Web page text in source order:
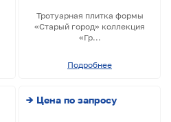
Тротуарная плитка формы
«Старый город» коллекция
«Гр...
Подробнее
→ Цена по запросу